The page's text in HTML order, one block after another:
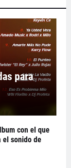
para
con el que
el sonido de